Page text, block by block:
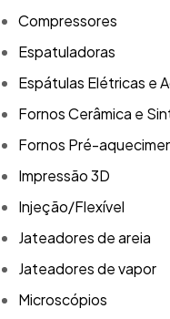
Compressores
Espatuladoras
Espátulas Elétricas e
Fornos Cerâmica e
Fornos Pré-
Impressão 3D
Injeção/Flexível
Jateadores de areia
Jateadores de vapor
Microscópios